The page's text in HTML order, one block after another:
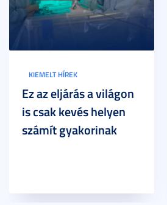
KIEMELT HÍREK
Ez az eljárás a világon
is csak kevés helyen
számít gyakorinak